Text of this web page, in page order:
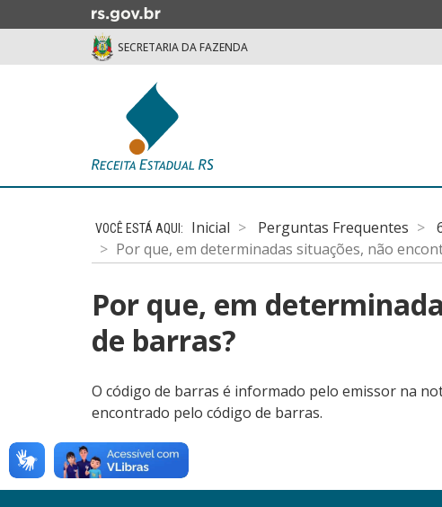
para
Ir
SECRETARIA DA FAZENDA
Inicial Perguntas Frequentes
Por que, em determinadas situações, não
Por que, em
de barras?
O código de barras é informado pelo emissor na
encontrado pelo código de barras.